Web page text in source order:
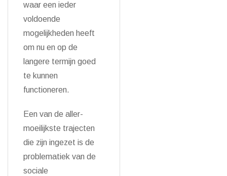
waar een ieder
voldoende
mogelijkheden heeft
om nu en op de
langere termijn goed
te kunnen
functioneren.
Een van de aller-
moeilijkste trajecten
die zijn ingezet is de
problematiek van de
sociale